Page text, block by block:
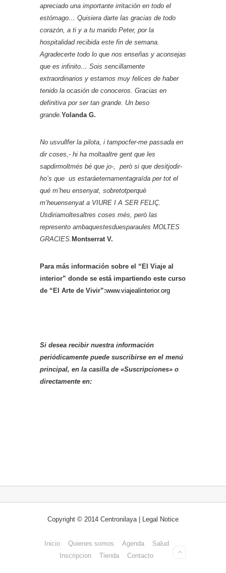
apreciado una importante irritación en todo el
estómago… Quisiera darte las gracias de todo
corazón, a ti y a tu marido Peter, por la
hospitalidad recibida este fin de semana.
Agradecerte todo lo que nos enseñas y aconsejas
que es infinito… Sois sencillamente
extraordinarios y estamos muy felices de haber
tenido la ocasión de conoceros. Gracias en
definitiva por ser tan grande. Un beso
grande.Yolanda G.
No usvullfer la pilota, i tampocfer-me passada en
dir coses,- hi ha moltaaltre gent que les
sapdirmoltmés bé que jo-, però si que desitjodir-
ho’s que us estaráeternamentagraïda per tot el
qué m’heu ensenyat, sobretotperquè
m’heuensenyat a VIURE I A SER FELIÇ.
Usdiriamoltesaltres coses més, però las
represento ambaquestesduesparaules MOLTES
GRACIES. Montserrat V.
Para más información sobre el “El Viaje al
interior” donde se está impartiendo este curso
de “El Arte de Vivir”:www.viajealinterior.org
Si desea recibir nuestra información
periódicamente puede suscribirse en el menú
principal, en la casilla de «Suscripciones» o
directamente en:
Copyright © 2014 Centronilaya | Legal Notice
Inicio Quienes somos Agenda
Salud
Inscripcion
Tienda Contacto